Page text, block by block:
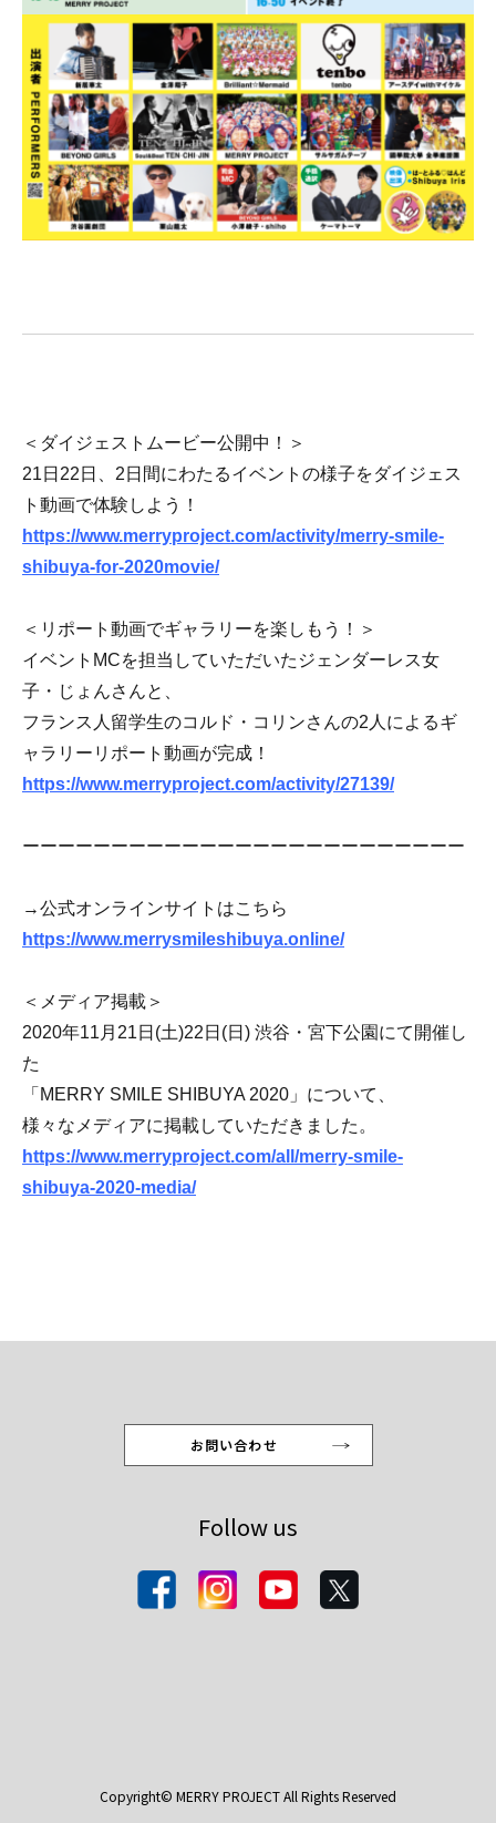
＜ダイジェストムービー公開中！＞
21日22日、2日間にわたるイベントの様子をダイジェス
ト動画で体験しよう！
https://www.merryproject.com/activity/merry-smile-
shibuya-for-2020movie/
＜リポート動画でギャラリーを楽しもう！＞
イベントMCを担当していただいたジェンダーレス女
子・じょんさんと、
フランス人留学生のコルド・コリンさんの2人によるギ
ャラリーリポート動画が完成！
https://www.merryproject.com/activity/27139/
ーーーーーーーーーーーーーーーーーーーーーーーーー
→公式オンラインサイトはこちら
https://www.merrysmileshibuya.online/
＜メディア掲載＞
2020年11月21日(土)22日(日) 渋谷・宮下公園にて開催し
た
「MERRY SMILE SHIBUYA 2020」について、
様々なメディアに掲載していただきました。
https://www.merryproject.com/all/merry-smile-
shibuya-2020-media/
お問い合わせ
Follow us
Copyright© MERRY PROJECT All Rights Reserved